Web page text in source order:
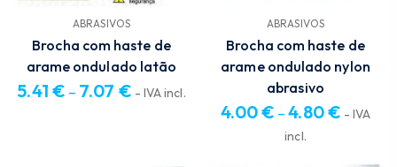
ABRASIVOS
Brocha com haste de
arame ondulado latão
5.41 € – 7.07 € - IVA incl.
ABRASIVOS
Brocha com haste de
arame ondulado nylon
abrasivo
4.00€ – 4.80€ - IVA
incl.